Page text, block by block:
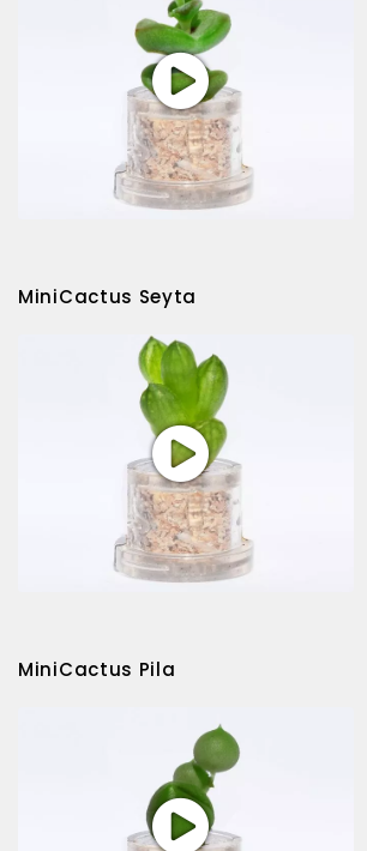
MiniCactus Seyta
MiniCactus Pila